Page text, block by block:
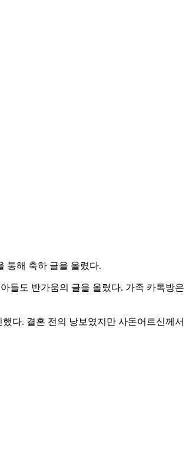
통해 축하 글을 올렸다.
들도 반가움의 글을 올렸다. 가족 카톡방은
다. 결혼 전의 낭보였지만 사돈어르신께서